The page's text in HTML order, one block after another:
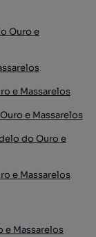
Ouro e
e Massarelos
e Massarelos
do Ouro e
e Massarelos
e Massarelos